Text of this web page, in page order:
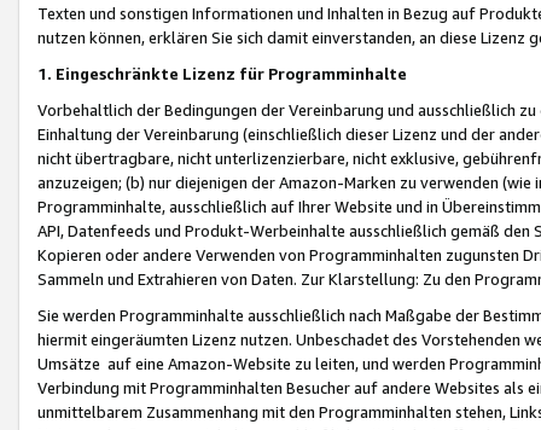
Texten und sonstigen Informationen und Inhalten in Bezug auf
nutzen können, erklären Sie sich damit einverstanden, an diese Lizenz
1. Eingeschränkte Lizenz für Programminhalte
Vorbehaltlich der Bedingungen der Vereinbarung und ausschließlich
Einhaltung der Vereinbarung (einschließlich dieser Lizenz und der
nicht übertragbare, nicht unterlizenzierbare, nicht exklusive,
anzuzeigen; (b) nur diejenigen der Amazon-Marken zu verwenden
Programminhalte, ausschließlich auf Ihrer Website und in
API, Datenfeeds und Produkt-Werbeinhalte ausschließlich gemäß
Kopieren oder andere Verwenden von Programminhalten zugunsten
Sammeln und Extrahieren von Daten. Zur Klarstellung: Zu den
Sie werden Programminhalte ausschließlich nach Maßgabe der
hiermit eingeräumten Lizenz nutzen. Unbeschadet des Vorstehenden
Umsätze auf eine Amazon-Website zu leiten, und werden
Verbindung mit Programminhalten Besucher auf andere Websites als
unmittelbarem Zusammenhang mit den Programminhalten stehen,